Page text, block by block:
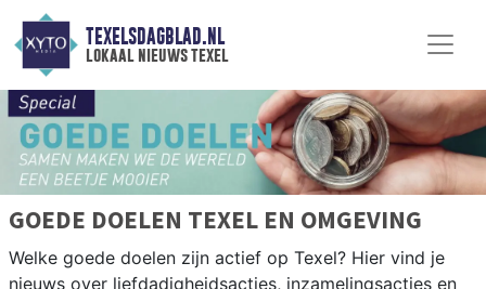
TEXELSDAGBLAD.NL
lokaal nieuws texel
GOEDE DOELEN TEXEL EN OMGEVING
Welke goede doelen zijn actief op Texel? Hier vind je
nieuws over liefdadigheidsacties, inzamelingsacties en